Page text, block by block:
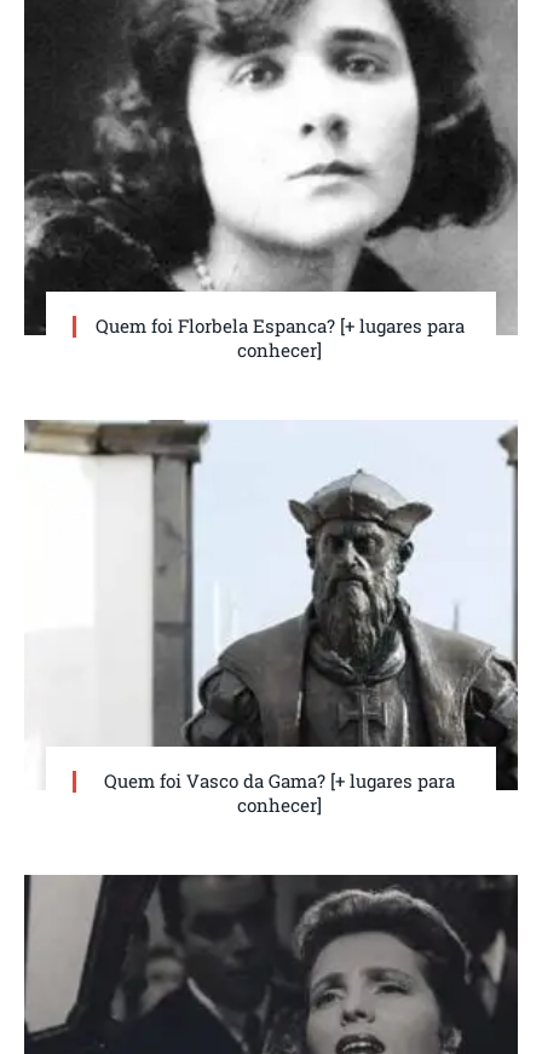
Quem foi Florbela Espanca? [+ lugares para
conhecer]
Quem foi Vasco da Gama? [+ lugares para
conhecer]